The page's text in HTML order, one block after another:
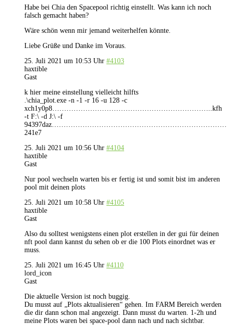
Habe bei Chia den Spacepool richtig einstellt. Was kann ich noch
falsch gemacht haben?
Wäre schön wenn mir jemand weiterhelfen könnte.
Liebe Grüße und Danke im Voraus.
25. Juli 2021 um 10:53 Uhr #4103
haxtible
Gast
k hier meine einstellung vielleicht hilfts
.\chia_plot.exe -n -1 -r 16 -u 128 -c
xch1y0p8…………………………………………………………..kfh
-t F:\ -d J:\ -f
241e7
25. Juli 2021 um 10:56 Uhr #4104
haxtible
Gast
Nur pool wechseln warten bis er fertig ist und somit bist im anderen
pool mit deinen plots
25. Juli 2021 um 10:58 Uhr #4105
haxtible
Gast
Also du solltest wenigstens einen plot erstellen in der gui für deinen
nft pool dann kannst du sehen ob er die 100 Plots einordnet was er
muss.
25. Juli 2021 um 16:45 Uhr #4110
lord_icon
Gast
Die aktuelle Version ist noch buggig.
Du musst auf „Plots aktualisieren“ gehen. Im FARM Bereich werden
die dir dann schon mal angezeigt. Dann musst du warten. 1-2h und
meine Plots waren bei space-pool dann nach und nach sichtbar.